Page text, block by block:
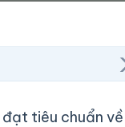
đạt tiêu chuẩn